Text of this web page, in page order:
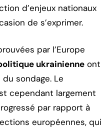
d’enjeux nationaux
de s’exprimer.
par l’Europe
ukrainienne ont
sondage. Le
cependant largement
par rapport à
européennes, qui